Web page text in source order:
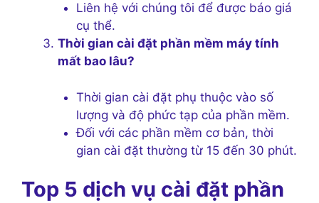
Liên hệ với chúng tôi để được báo giá
cụ thể.
Thời gian cài đặt phần mềm máy tính
mất bao lâu?
Thời gian cài đặt phụ thuộc vào số
lượng và độ phức tạp của phần mềm.
Đối với các phần mềm cơ bản, thời
gian cài đặt thường từ 15 đến 30 phút.
Top 5 dịch vụ cài đặt phần